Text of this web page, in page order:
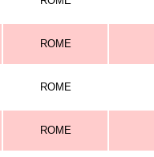
ROME
ROME
ROME